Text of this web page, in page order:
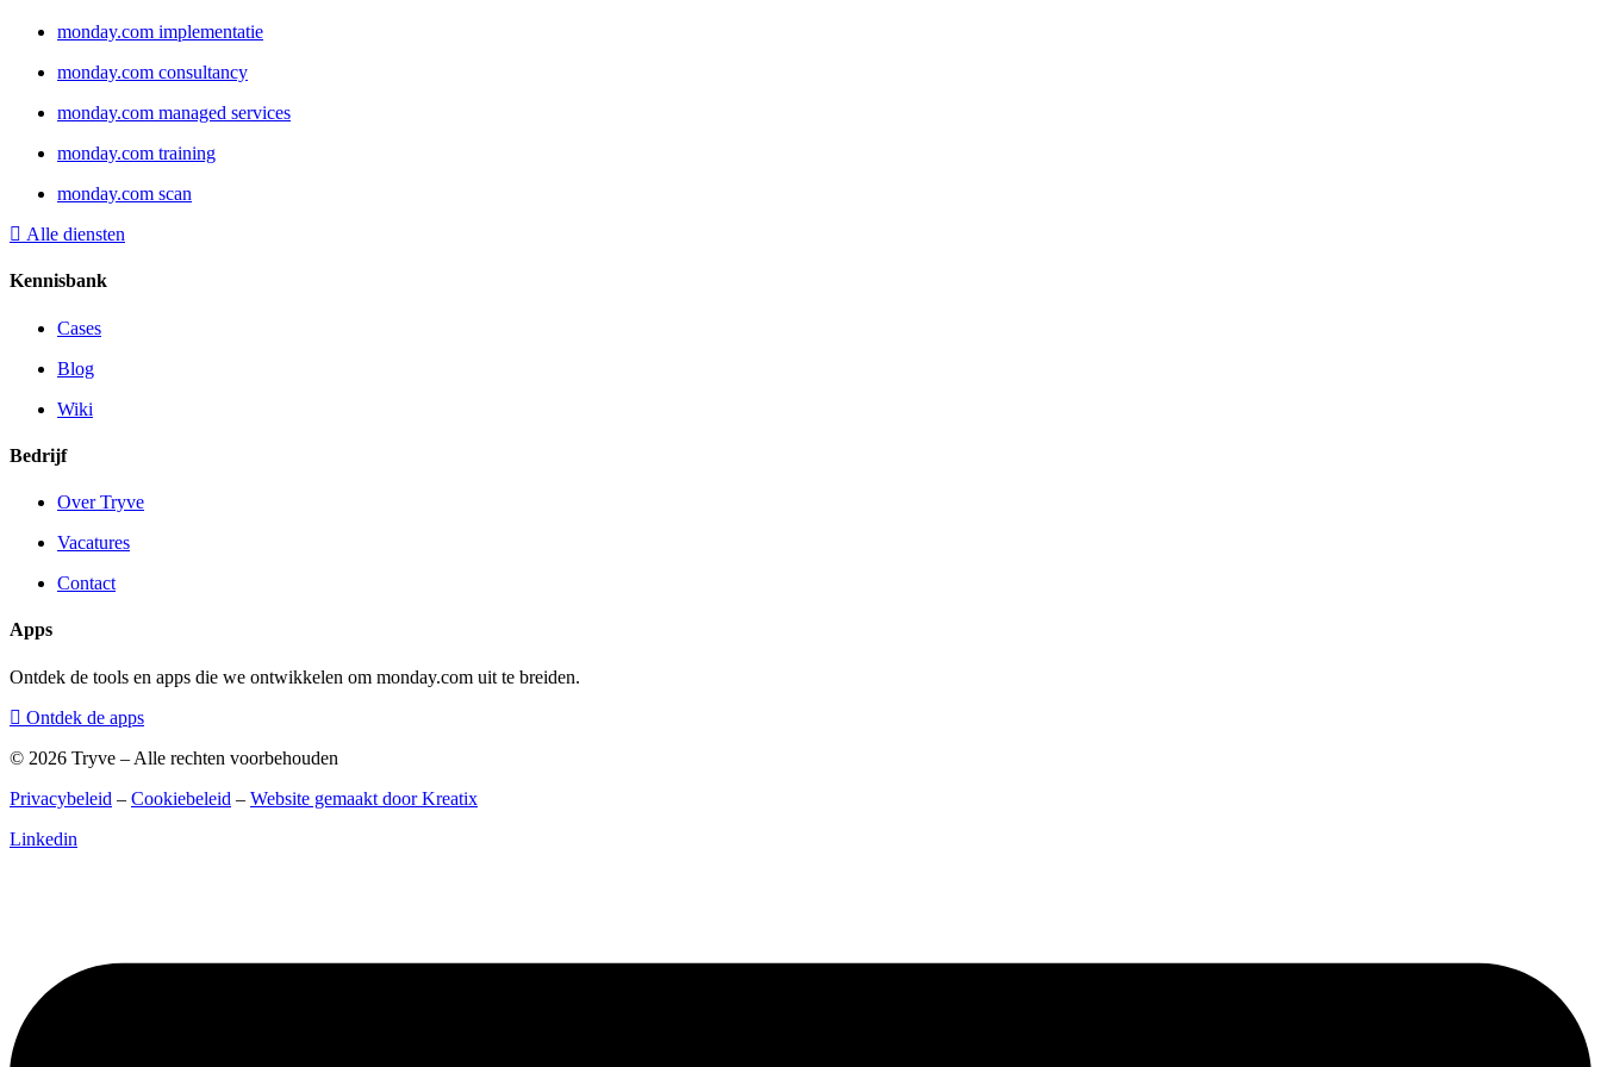
monday.com implementatie
monday.com consultancy
monday.com managed services
monday.com training
monday.com scan
Alle diensten
Kennisbank
Cases
Blog
Wiki
Bedrijf
Over Tryve
Vacatures
Contact
Apps
Ontdek de tools en apps die we ontwikkelen om monday.com uit te breiden.
Ontdek de apps
© 2026 Tryve – Alle rechten voorbehouden
Privacybeleid – Cookiebeleid – Website gemaakt door Kreatix
Linkedin